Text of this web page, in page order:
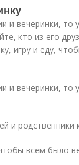
и вечеринки, то
кто из его
игру и еду,
и вечеринки, то
и
всем было